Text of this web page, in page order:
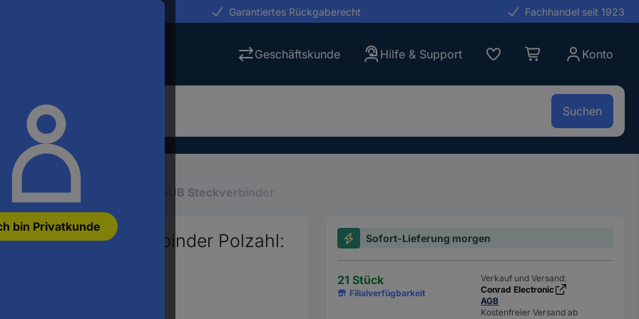
bin Privatkunde
Garantiertes Rückgaberecht Fachhandel seit 1923
Geschäftskunde Hilfe & Support Konto
Suchen
D-SUB Steckverbinder D-SUB Steckverbinder
D-SUB Steckverbinder Polzahl:
Sofort-Lieferung morgen
21 Stück
Filialverfügbarkeit
Verkauf und Versand:
Conrad Electronic
AGB
Kostenfreier Versand ab